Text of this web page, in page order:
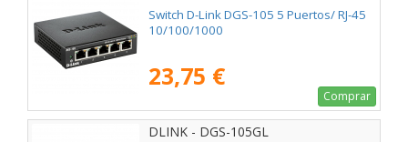
Switch D-Link DGS-105 5 Puertos/ RJ-45
10/100/1000
23,75 €
Comprar
DLINK - DGS-105GL